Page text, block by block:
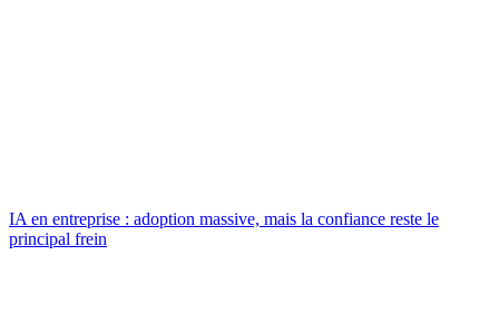
IA en entreprise : adoption massive, mais la confiance reste le
principal frein